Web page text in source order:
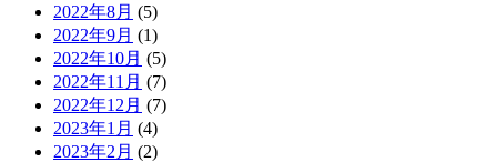
2022年8月 (5)
2022年9月 (1)
2022年10月 (5)
2022年11月 (7)
2022年12月 (7)
2023年1月 (4)
2023年2月 (2)